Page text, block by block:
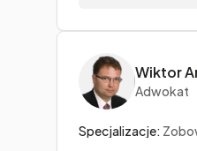
Wiktor
Adwokat
Specjalizacje: